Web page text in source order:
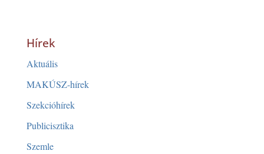
Hírek
Aktuális
MAKÚSZ-hírek
Szekcióhírek
Publicisztika
Szemle